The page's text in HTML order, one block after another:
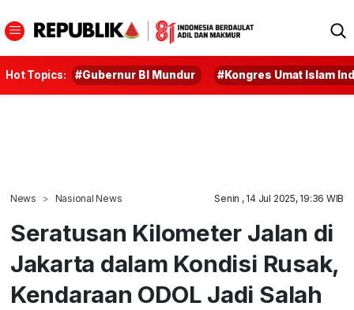
Hot Topics: #Gubernur BI Mundur #Kongres Umat Islam
News Nasional News Senin , 14 Jul 2025, 19:36 WIB
Seratusan Kilometer Jalan di
Jakarta dalam Kondisi Rusak,
Kendaraan ODOL Jadi Salah